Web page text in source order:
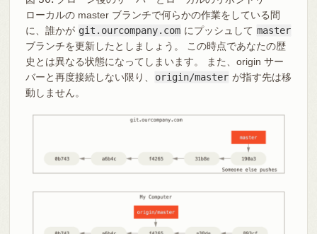
ローカルの master ブランチで何らかの作業をしている間
に、誰かが git.ourcompany.com にプッシュして master
ブランチを更新したとしましょう。 この時点であなたの歴
史とは異なる状態になってしまいます。 また、origin サー
バーと再度接続しない限り、
origin/master が指す先は移
動しません。